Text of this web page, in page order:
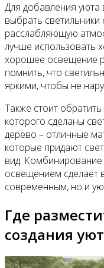
Для добавления уюта
выбрать
расслабляющую
лучше использовать
хорошее освещение
помнить, что
яркими, чтобы не
Также стоит
которого сделаны
дерево – отличные
которые придают
вид.
освещением сделает
современным, но и
Где
создания